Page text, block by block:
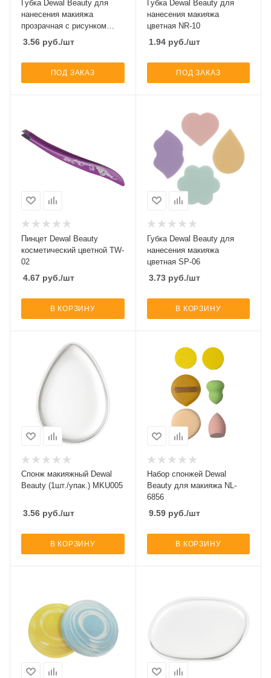
Губка Dewal Beauty для
нанесения макияжа
прозрачная с рисунком
PUP-002
3.56 руб./шт
ПОД ЗАКАЗ
Губка Dewal Beauty для
нанесения макияжа
цветная NR-10
1.94руб./шт
ПОД ЗАКАЗ
Пинцет Dewal Beauty
косметический цветной TW-
02
4.67 руб./шт
В КОРЗИНУ
Губка Dewal Beauty для
нанесения макияжа
цветная SP-06
3.73руб./шт
В КОРЗИНУ
Спонж макияжный Dewal
Beauty (1шт./упак.) MKU005
3.56 руб./шт
В КОРЗИНУ
Набор спонжей Dewal
Beauty для макияжа NL-
6856
9.59руб./шт
В КОРЗИНУ